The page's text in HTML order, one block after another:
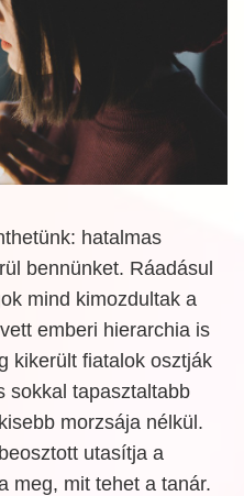
hatalmas
bennünket. Ráadásul
mind kimozdultak a
emberi hierarchia is
kikerült fiatalok osztják
sokkal tapasztaltabb
morzsája nélkül.
utasítja a
meg, mit tehet a tanár.